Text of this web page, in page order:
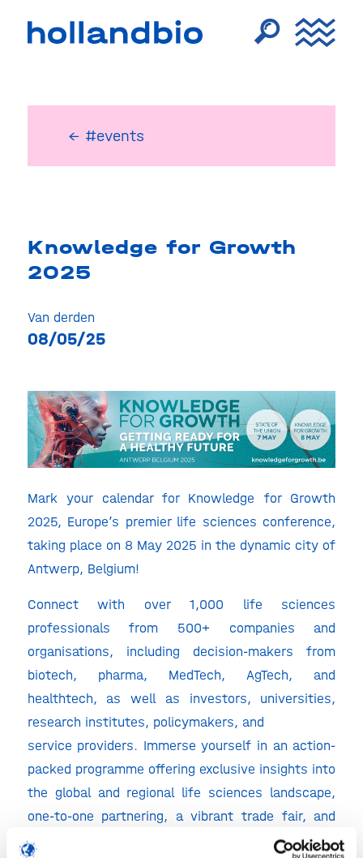
← #events
Knowledge for Growth
2025
Van derden
08/05/25
Mark your calendar for Knowledge for Growth
2025, Europe’s premier life sciences conference,
taking place on 8 May 2025 in the dynamic city of
Antwerp, Belgium!
Connect with over 1,000 life sciences
professionals from 500+ companies and
organisations, including decision-makers from
biotech, pharma, MedTech, AgTech, and
healthtech, as well as investors, universities,
research institutes, policymakers, and
service providers. Immerse yourself in an action-
packed programme offering exclusive insights into
the global and regional life sciences landscape,
one-to-one partnering, a vibrant trade fair, and
countless networking opportunities.